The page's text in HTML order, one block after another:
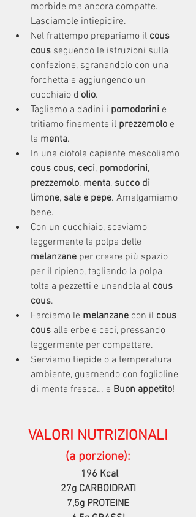
morbide ma ancora compatte.
Lasciamole intiepidire.
Nel frattempo prepariamo il cous
cous seguendo le istruzioni sulla
confezione, sgranandolo con una
forchetta e aggiungendo un
cucchiaio d’olio.
Tagliamo a dadini i pomodorini e
tritiamo finemente il prezzemolo e
la menta.
In una ciotola capiente mescoliamo
cous cous, ceci, pomodorini,
prezzemolo, menta, succo di
limone, sale e pepe. Amalgamiamo
bene.
Con un cucchiaio, scaviamo
leggermente la polpa delle
melanzane per creare più spazio
per il ripieno, tagliando la polpa
tolta a pezzetti e unendola al cous
cous.
Farciamo le melanzane con il cous
cous alle erbe e ceci, pressando
leggermente per compattare.
Serviamo tiepide o a temperatura
ambiente, guarnendo con foglioline
di menta fresca… e Buon appetito!
VALORI NUTRIZIONALI
(a porzione):
196 Kcal
27g CARBOIDRATI
7,5g PROTEINE